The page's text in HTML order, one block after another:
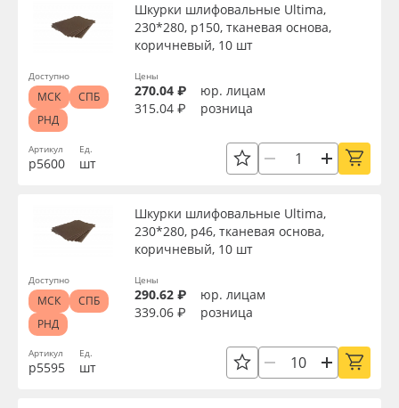
Oracal 641
Orajet 3640
Плёнка монтажная Oratape
ПЭТ бэклит
Баннер
Заготовки для сувениров
Артикул
р5600
Шкурки шлифовальные Ultima,
230*280, р150, тканевая основа,
коричневый, 10 шт
Ед.
шт
Цены
270.04 ₽
юр. лицам
315.04 ₽
розница
Доступно
МСК
СПБ
РНД
Артикул
р5595
Шкурки шлифовальные Ultima,
230*280, р46, тканевая основа,
коричневый, 10 шт
Ед.
шт
Цены
290.62 ₽
юр. лицам
339.06 ₽
розница
Доступно
МСК
СПБ
РНД